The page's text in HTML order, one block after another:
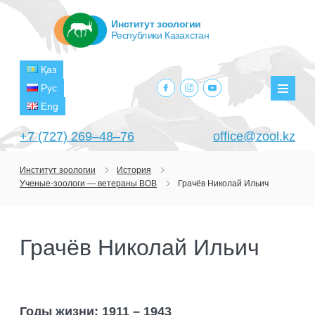
+7 (727) 269‒48‒76 office@zool.kz
Қаз
Рус
Eng
facebook.com
instagram.com
youtube.com
Институт зоологии
Республики Казахстан
ГЛАВНАЯ
ЦЕЛИ И ЗАДАЧИ
ПОДРАЗДЕЛЕНИЯ
НАУЧНО-ИССЛЕДОВАТЕЛЬСКИЕ
ТЕКУЩИЕ ПРОЕКТЫ
Институт зоологии
История
Ученые-зоологи — ветераны ВОВ
Грачёв Николай Ильич
Грачёв Николай Ильич
Годы жизни: 1911 – 1943